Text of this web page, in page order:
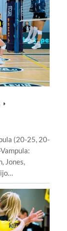
(20-25, 20-
Jones,